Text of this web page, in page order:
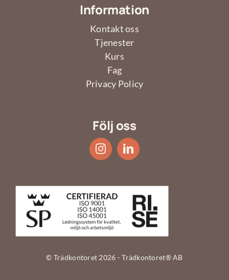
Information
Kontakt oss
Tjenester
Kurs
Fag
Privacy Policy
Följ oss
© Trädkontoret 2026 - Trädkontoret® AB